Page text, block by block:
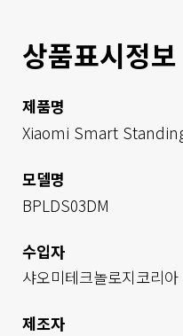
상품표시정보
제품명
Xiaomi Smart
모델명
BPLDS03DM
수입자
샤오미테크놀로지코
제조자